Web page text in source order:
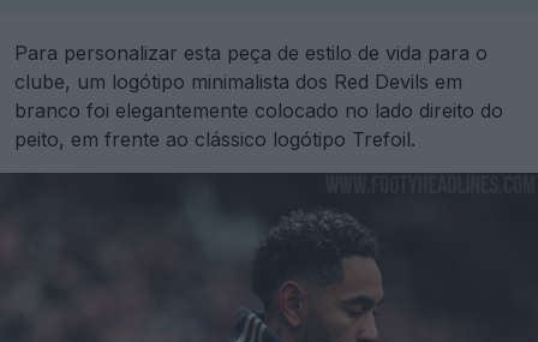
Para personalizar esta peça de estilo de vida para o
clube, um logótipo minimalista dos Red Devils em
branco foi elegantemente colocado no lado direito do
peito, em frente ao clássico logótipo Trefoil.